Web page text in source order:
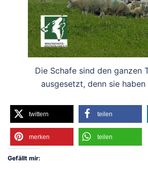
Die Schafe sind den ganzen
ausgesetzt, denn sie
twittern teilen
merken teilen
Gefällt mir: